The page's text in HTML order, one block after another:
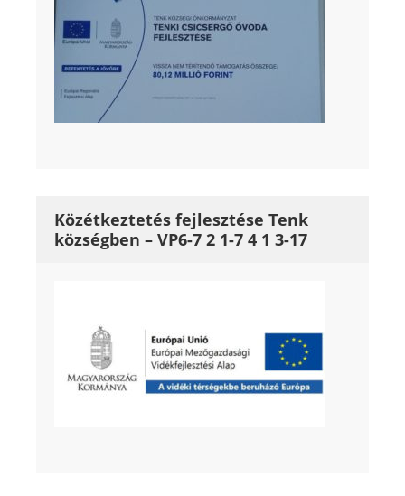
Közétkeztetés fejlesztése Tenk
községben – VP6-7 2 1-7 4 1 3-17